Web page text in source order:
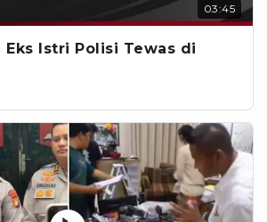
03:45
Eks Istri Polisi Tewas di